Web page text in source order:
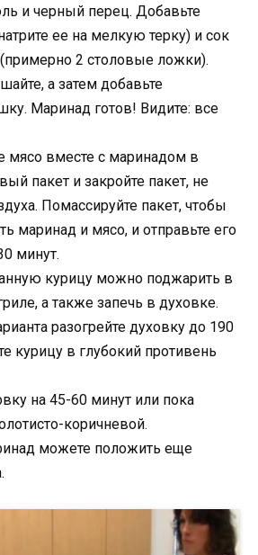
и черный перец. Добавьте
ее на мелкую терку) и сок
2 столовые ложки).
а затем добавьте
Маринад готов! Видите: все
мясо вместе с маринадом в
пакет и закройте пакет, не
Помассируйте пакет, чтобы
маринад и мясо, и отправьте его
минут.
курицу можно поджарить в
а также запечь в духовке.
разогрейте духовку до 190
курицу в глубокий противень
на 45-60 минут или пока
коричневой.
можете положить еще